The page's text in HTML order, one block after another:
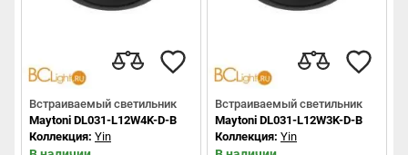
Встраиваемый светильник
Maytoni DL031-L12W4K-D-B
Коллекция: Yin
Встраиваемый светильник
Maytoni DL031-L12W3K-D-B
Коллекция: Yin